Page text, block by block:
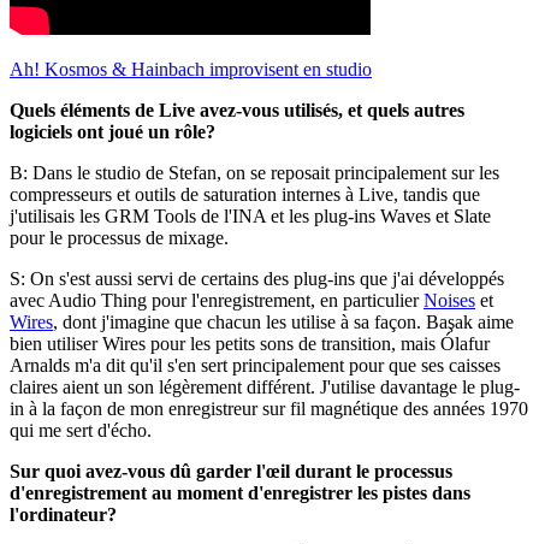
Ah! Kosmos & Hainbach improvisent en studio
Quels éléments de Live avez-vous utilisés, et quels autres
logiciels ont joué un rôle?
B: Dans le studio de Stefan, on se reposait principalement sur les
compresseurs et outils de saturation internes à Live, tandis que
j'utilisais les GRM Tools de l'INA et les plug-ins Waves et Slate
pour le processus de mixage.
S: On s'est aussi servi de certains des plug-ins que j'ai développés
avec Audio Thing pour l'enregistrement, en particulierNoises et
Wires, dont j'imagine que chacun les utilise à sa façon. Başak aime
bien utiliser Wires pour les petits sons de transition, mais Ólafur
Arnalds m'a dit qu'il s'en sert principalement pour que ses caisses
claires aient un son légèrement différent. J'utilise davantage le plug-
in à la façon de mon enregistreur sur fil magnétique des années 1970
qui me sert d'écho.
Sur quoi avez-vous dû garder l'œil durant le processus
d'enregistrement au moment d'enregistrer les pistes dans
l'ordinateur?